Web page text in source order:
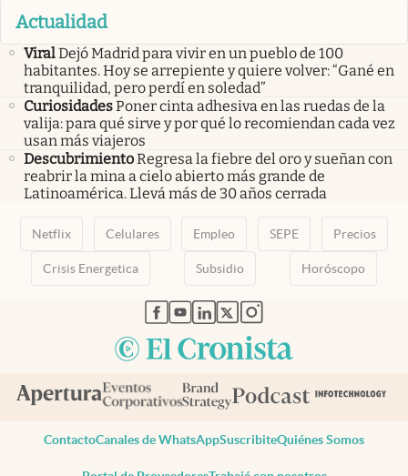
Actualidad
ViralDejó Madrid para vivir en un pueblo de 100
habitantes. Hoy se arrepiente y quiere volver: “Gané en
tranquilidad, pero perdí en soledad”
CuriosidadesPoner cinta adhesiva en las ruedas de la
valija: para qué sirve y por qué lo recomiendan cada vez
usan más viajeros
DescubrimientoRegresa la fiebre del oro y sueñan con
reabrir la mina a cielo abierto más grande de
Latinoamérica. Llevá más de 30 años cerrada
Netflix Celulares Empleo SEPE Precios
Crisis Energetica Subsidio Horóscopo
abre en nueva pestaña
abre en nueva pestaña
abre en nueva pestaña
abre en nueva pestaña
abre en nueva pestaña
ContactoCanales de WhatsAppSuscribiteQuiénes Somos